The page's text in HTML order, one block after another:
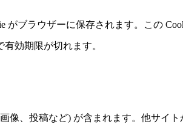
ブラウザーに保存されます。この
効期限が切れます。
像、投稿など) が含まれます。他サイ